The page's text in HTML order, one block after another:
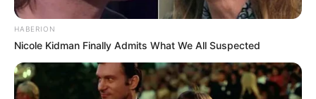
HABERION
Nicole Kidman Finally Admits What We All Suspected